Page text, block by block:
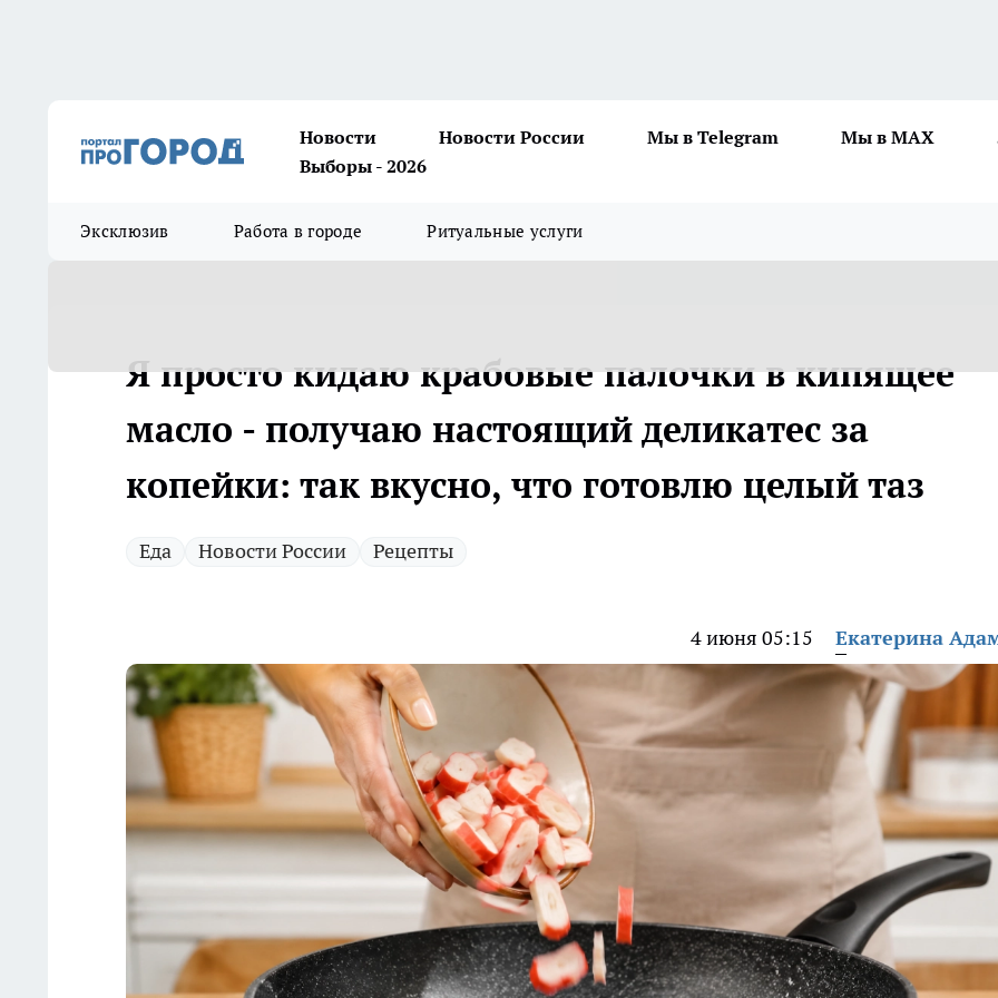
Новости Новости России Мы в Telegram Мы в MAX
Выборы - 2026
Эксклюзив Работа в городе Ритуальные услуги
Я просто кидаю крабовые палочки в кипящее
масло - получаю настоящий деликатес за
копейки: так вкусно, что готовлю целый таз
Еда Новости России Рецепты
4 июня 05:15 Екатерина